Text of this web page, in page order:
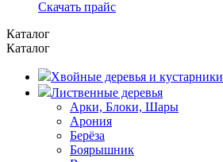
Скачать прайс
Каталог
Каталог
Хвойные деревья и кустарники
Лиственные деревья
Арки, Блоки, Шары
Арония
Берёза
Боярышник